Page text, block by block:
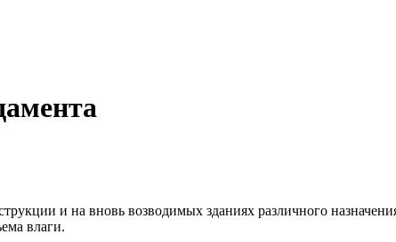
и на вновь возводимых зданиях различного
влаги.